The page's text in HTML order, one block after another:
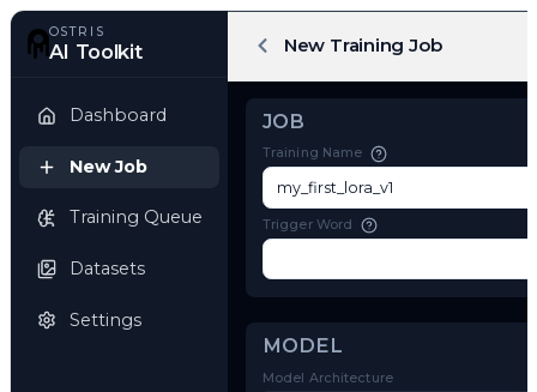
OSTRIS
Dashboard
New Job
Training Queue
JOB